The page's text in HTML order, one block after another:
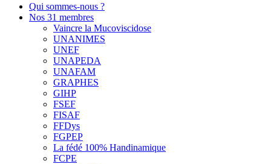
Qui sommes-nous ?
Nos 31 membres
Vaincre la Mucoviscidose
UNANIMES
UNEF
UNAPEDA
UNAFAM
GRAPHES
GIHP
FSEF
FISAF
FFDys
FGPEP
La fédé 100% Handinamique
FCPE